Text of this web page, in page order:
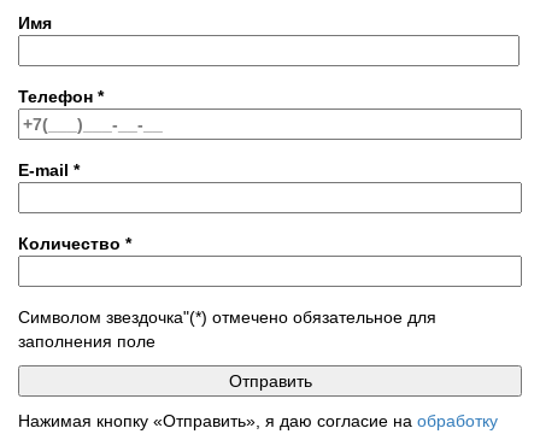
Имя
Телефон *
E-mail *
Количество *
Символом звездочка"(*) отмечено обязательное для
заполнения поле
Нажимая кнопку «Отправить», я даю согласие на обработку